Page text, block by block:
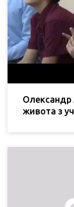
Олександр
живота з